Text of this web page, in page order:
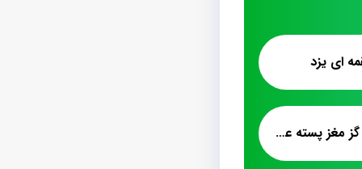
ای یزد
فروش عمده پشمک گز مغز پسته عید نوروز